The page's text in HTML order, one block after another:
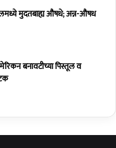
मुदतबाह्य औषधे; अन्न-औषध
बनावटीच्या पिस्तूल व